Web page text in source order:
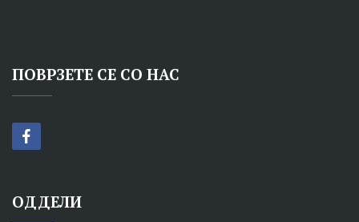
ПОВРЗЕТЕ СЕ СО НАС
ОДДЕЛИ